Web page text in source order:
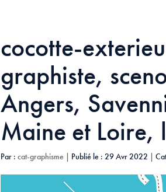
cocotte-
graphiste,
Angers,
Maine et
Par : cat-graphisme | Publié le : 29 Avr 2022 |